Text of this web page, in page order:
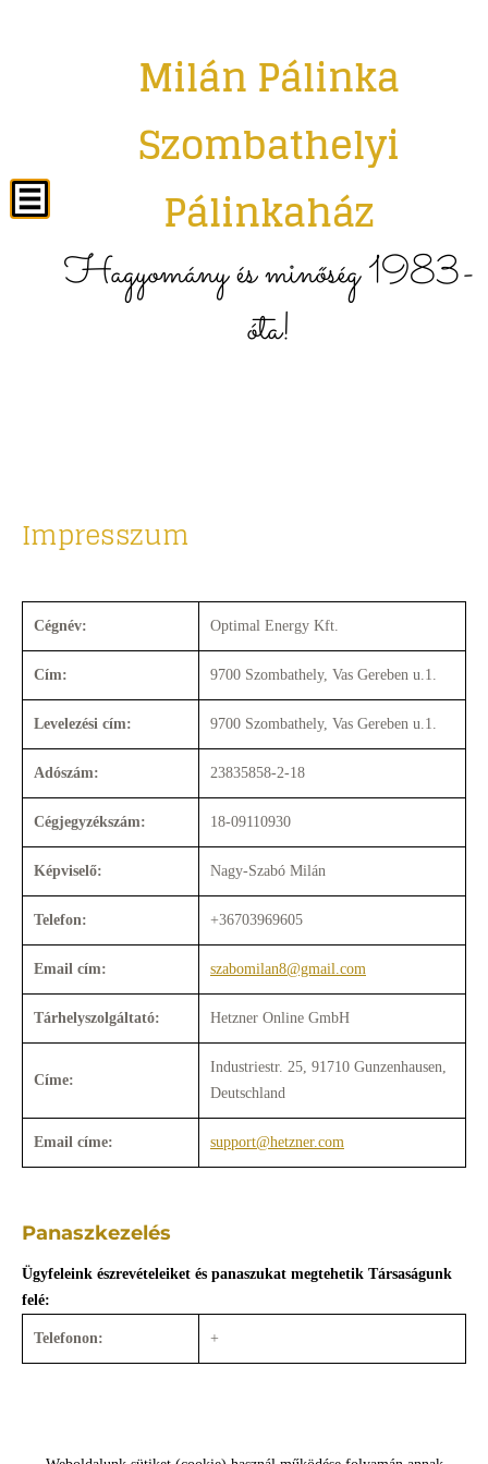
Milán Pálinka
Szombathelyi
Pálinkaház
Hagyomány és minőség 1983-
óta!
Impresszum
Cégnév: Optimal Energy Kft.
Cím: 9700 Szombathely, Vas Gereben u.1.
Levelezési cím: 9700 Szombathely, Vas Gereben u.1.
Adószám: 23835858-2-18
Cégjegyzékszám: 18-09110930
Képviselő: Nagy-Szabó Milán
Telefon: +36703969605
Email cím: szabomilan8@gmail.com
Tárhelyszolgáltató: Hetzner Online GmbH
Címe:
Industriestr. 25, 91710 Gunzenhausen,
Deutschland
Email címe: support@hetzner.com
Panaszkezelés
Ügyfeleink észrevételeiket és panaszukat megtehetik Társaságunk
felé:
Telefonon: +